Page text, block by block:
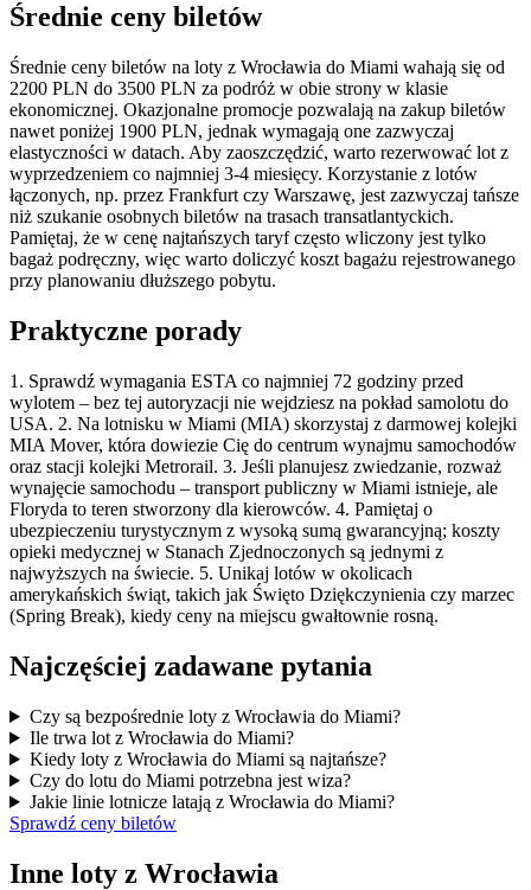
Średnie ceny biletów
Średnie ceny biletów na loty z Wrocławia do Miami wahają się od
2200 PLN do 3500 PLN za podróż w obie strony w klasie
ekonomicznej. Okazjonalne promocje pozwalają na zakup biletów
nawet poniżej 1900 PLN, jednak wymagają one zazwyczaj
elastyczności w datach. Aby zaoszczędzić, warto rezerwować lot z
wyprzedzeniem co najmniej 3-4 miesięcy. Korzystanie z lotów
łączonych, np. przez Frankfurt czy Warszawę, jest zazwyczaj tańsze
niż szukanie osobnych biletów na trasach transatlantyckich.
Pamiętaj, że w cenę najtańszych taryf często wliczony jest tylko
bagaż podręczny, więc warto doliczyć koszt bagażu rejestrowanego
przy planowaniu dłuższego pobytu.
Praktyczne porady
1. Sprawdź wymagania ESTA co najmniej 72 godziny przed
wylotem – bez tej autoryzacji nie wejdziesz na pokład samolotu do
USA. 2. Na lotnisku w Miami (MIA) skorzystaj z darmowej kolejki
MIA Mover, która dowiezie Cię do centrum wynajmu samochodów
oraz stacji kolejki Metrorail. 3. Jeśli planujesz zwiedzanie, rozważ
wynajęcie samochodu – transport publiczny w Miami istnieje, ale
Floryda to teren stworzony dla kierowców. 4. Pamiętaj o
ubezpieczeniu turystycznym z wysoką sumą gwarancyjną; koszty
opieki medycznej w Stanach Zjednoczonych są jednymi z
najwyższych na świecie. 5. Unikaj lotów w okolicach
amerykańskich świąt, takich jak Święto Dziękczynienia czy marzec
(Spring Break), kiedy ceny na miejscu gwałtownie rosną.
Najczęściej zadawane pytania
Czy są bezpośrednie loty z Wrocławia do Miami?
Ile trwa lot z Wrocławia do Miami?
Kiedy loty z Wrocławia do Miami są najtańsze?
Czy do lotu do Miami potrzebna jest wiza?
Jakie linie lotnicze latają z Wrocławia do Miami?
Sprawdź ceny biletów
Inne loty z Wrocławia